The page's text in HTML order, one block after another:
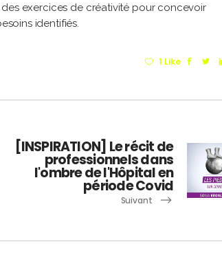
exercices de créativité pour concevoir
identifiés.
1 Like
[INSPIRATION] Le récit de
professionnels dans
l'ombre de l'Hôpital en
période Covid
Suivant